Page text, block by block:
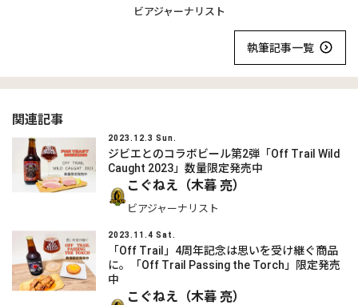
ビアジャーナリスト
執筆記事一覧
関連記事
2023.12.3 Sun.
ジビエとのコラボビール第2弾「Off Trail Wild
Caught 2023」数量限定発売中
こぐねえ（木暮 亮）
ビアジャーナリスト
2023.11.4 Sat.
「Off Trail」4周年記念は思いを受け継ぐ商品
に。「Off Trail Passing the Torch」限定発売
中
こぐねえ（木暮 亮）